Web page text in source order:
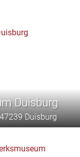
Duisburg
Duisburg